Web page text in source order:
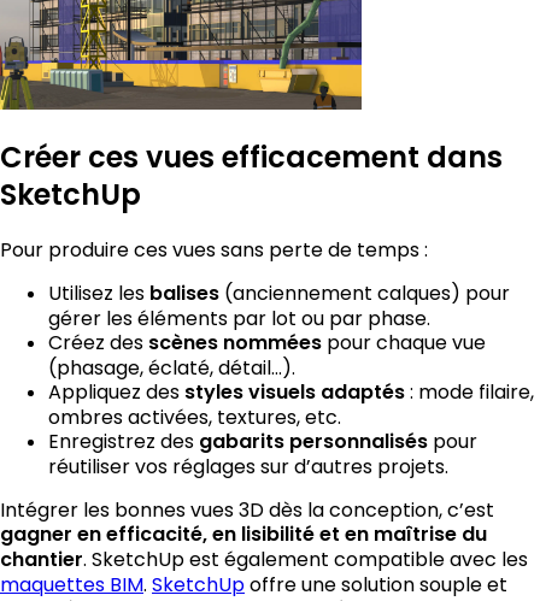
Créer ces vues efficacement dans
SketchUp
Pour produire ces vues sans perte de temps :
Utilisez les balises (anciennement calques) pour
gérer les éléments par lot ou par phase.
Créez des scènes nommées pour chaque vue
(phasage, éclaté, détail…).
Appliquez des styles visuels adaptés : mode filaire,
ombres activées, textures, etc.
Enregistrez des gabarits personnalisés pour
réutiliser vos réglages sur d’autres projets.
Intégrer les bonnes vues 3D dès la conception, c’est
gagner en efficacité, en lisibilité et en maîtrise du
chantier. SketchUp est également compatible avec les
maquettes BIM. SketchUp offre une solution souple et